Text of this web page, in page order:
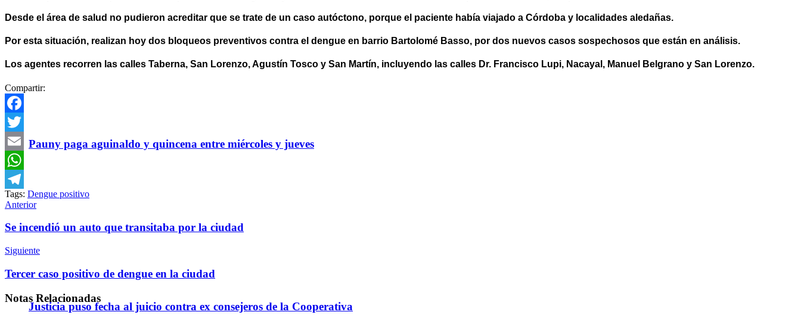
Pauny paga aguinaldo y quincena entre miércoles y jueves
Justicia puso fecha al juicio contra ex consejeros de la Cooperativa
Desde el área de salud no pudieron acreditar que se trate de un caso autóctono, porque el paciente había viajado a Córdoba y localidades aledañas.
Por esta situación, realizan hoy dos bloqueos preventivos contra el dengue en barrio Bartolomé Basso, por dos nuevos casos sospechosos que están en análisis.
Los agentes recorren las calles Taberna, San Lorenzo, Agustín Tosco y San Martín, incluyendo las calles Dr. Francisco Lupi, Nacayal, Manuel Belgrano y San Lorenzo.
Compartir:
Facebook
Twitter
Email
WhatsApp
Telegram
Tags: Dengue positivo
Anterior
Se incendió un auto que transitaba por la ciudad
Siguiente
Tercer caso positivo de dengue en la ciudad
Notas Relacionadas